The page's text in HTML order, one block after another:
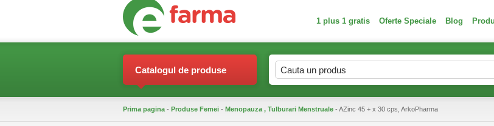
1 plus 1 gratis Oferte Speciale Blog
Catalogul de produse
Prima pagina - Produse Femei - Menopauza , Tulburari Menstruale - AZinc 45 + x 30 cps, ArkoPharma